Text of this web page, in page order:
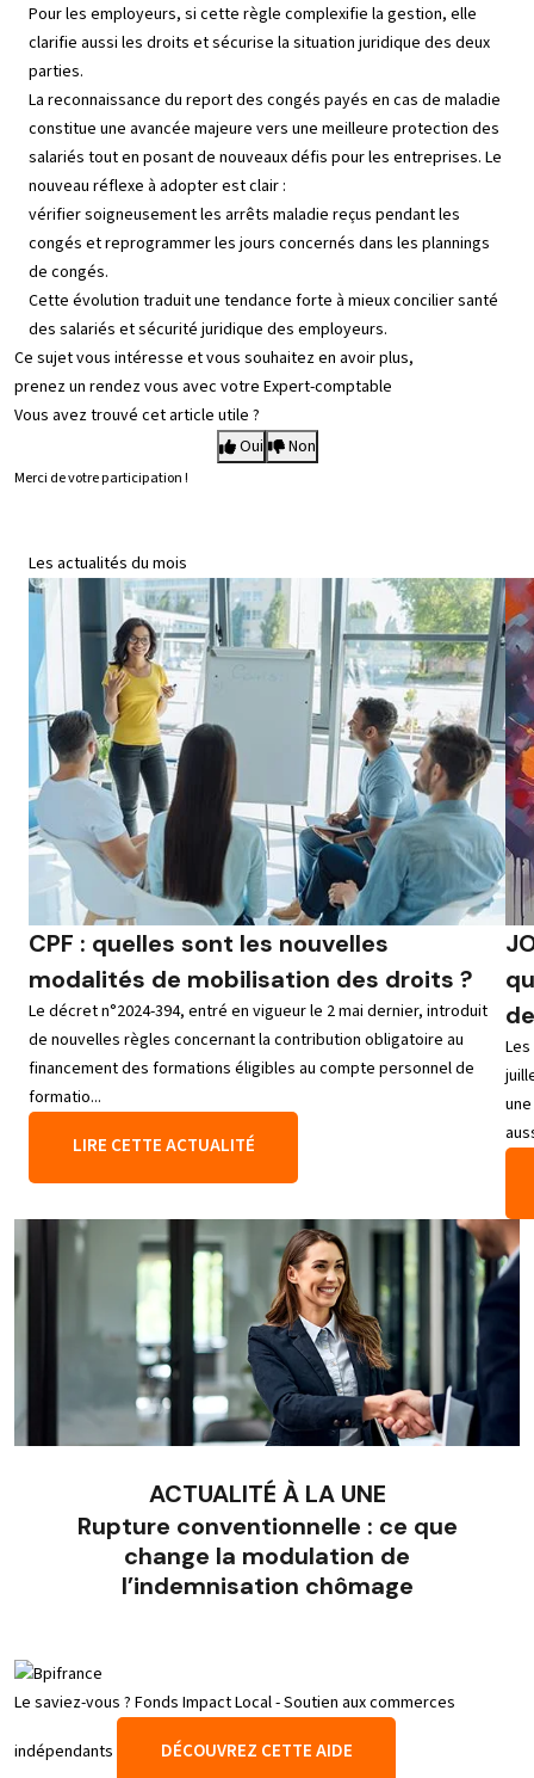
Pour les employeurs, si cette règle complexifie la gestion, elle
clarifie aussi les droits et sécurise la situation juridique des deux
parties.
La reconnaissance du report des congés payés en cas de maladie
constitue une avancée majeure vers une meilleure protection des
salariés tout en posant de nouveaux défis pour les entreprises. Le
nouveau réflexe à adopter est clair :
vérifier soigneusement les arrêts maladie reçus pendant les
congés et reprogrammer les jours concernés dans les plannings
de congés.
Cette évolution traduit une tendance forte à mieux concilier santé
des salariés et sécurité juridique des employeurs.
Ce sujet vous intéresse et vous souhaitez en avoir plus,
prenez un rendez vous avec votre Expert-comptable
Vous avez trouvé cet article utile ?
Oui
Non
Merci de votre participation !
Les actualités du mois
CPF : quelles sont les nouvelles
modalités de mobilisation des droits ?
Le décret n°2024-394, entré en vigueur le 2 mai dernier, introduit
de nouvelles règles concernant la contribution obligatoire au
financement des formations éligibles au compte personnel de
formatio...
LIRE CETTE ACTUALITÉ
ACTUALITÉ À LA UNE
Rupture conventionnelle : ce que
change la modulation de
l’indemnisation chômage
Le saviez-vous ? Fonds Impact Local - Soutien aux commerces
indépendants DÉCOUVREZ CETTE AIDE